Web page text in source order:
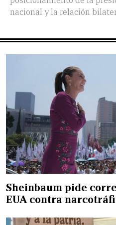
nacional y la relación
Sheinbaum pide
EUA contra